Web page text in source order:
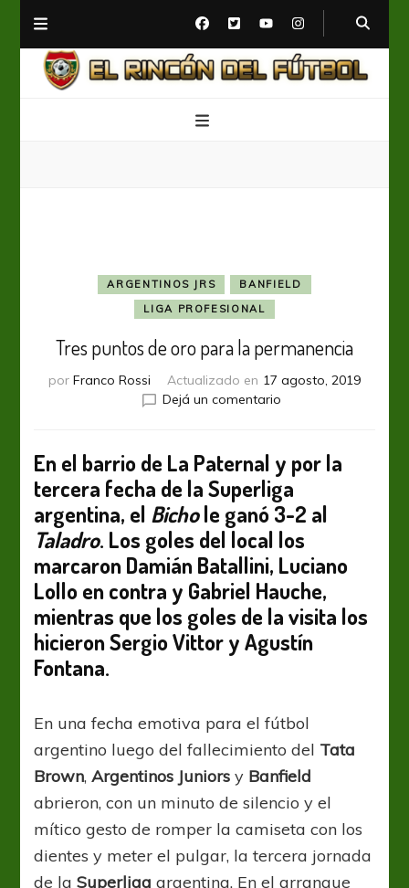
ARGENTINOS JRS
BANFIELD
LIGA PROFESIONAL
Tres puntos de oro para la permanencia
por Franco Rossi Actualizado en 17 agosto, 2019
Dejá un comentarioen
oro
para
la
permanencia
En el barrio de La Paternal y por la
tercera fecha de la Superliga
argentina, el Bichole ganó 3-2 al
Taladro. Los goles del local los
marcaron Damián Batallini, Luciano
Lollo en contra y Gabriel Hauche,
mientras que los goles de la visita los
hicieron Sergio Vittor y Agustín
Fontana.
En una fecha emotiva para el fútbol
argentino luego del fallecimiento del Tata
Brown,Argentinos Juniorsy Banfield
abrieron, con un minuto de silencio y el
mítico gesto de romper la camiseta con los
dientes y meter el pulgar, la tercera jornada
de laSuperligaargentina. En el arranque